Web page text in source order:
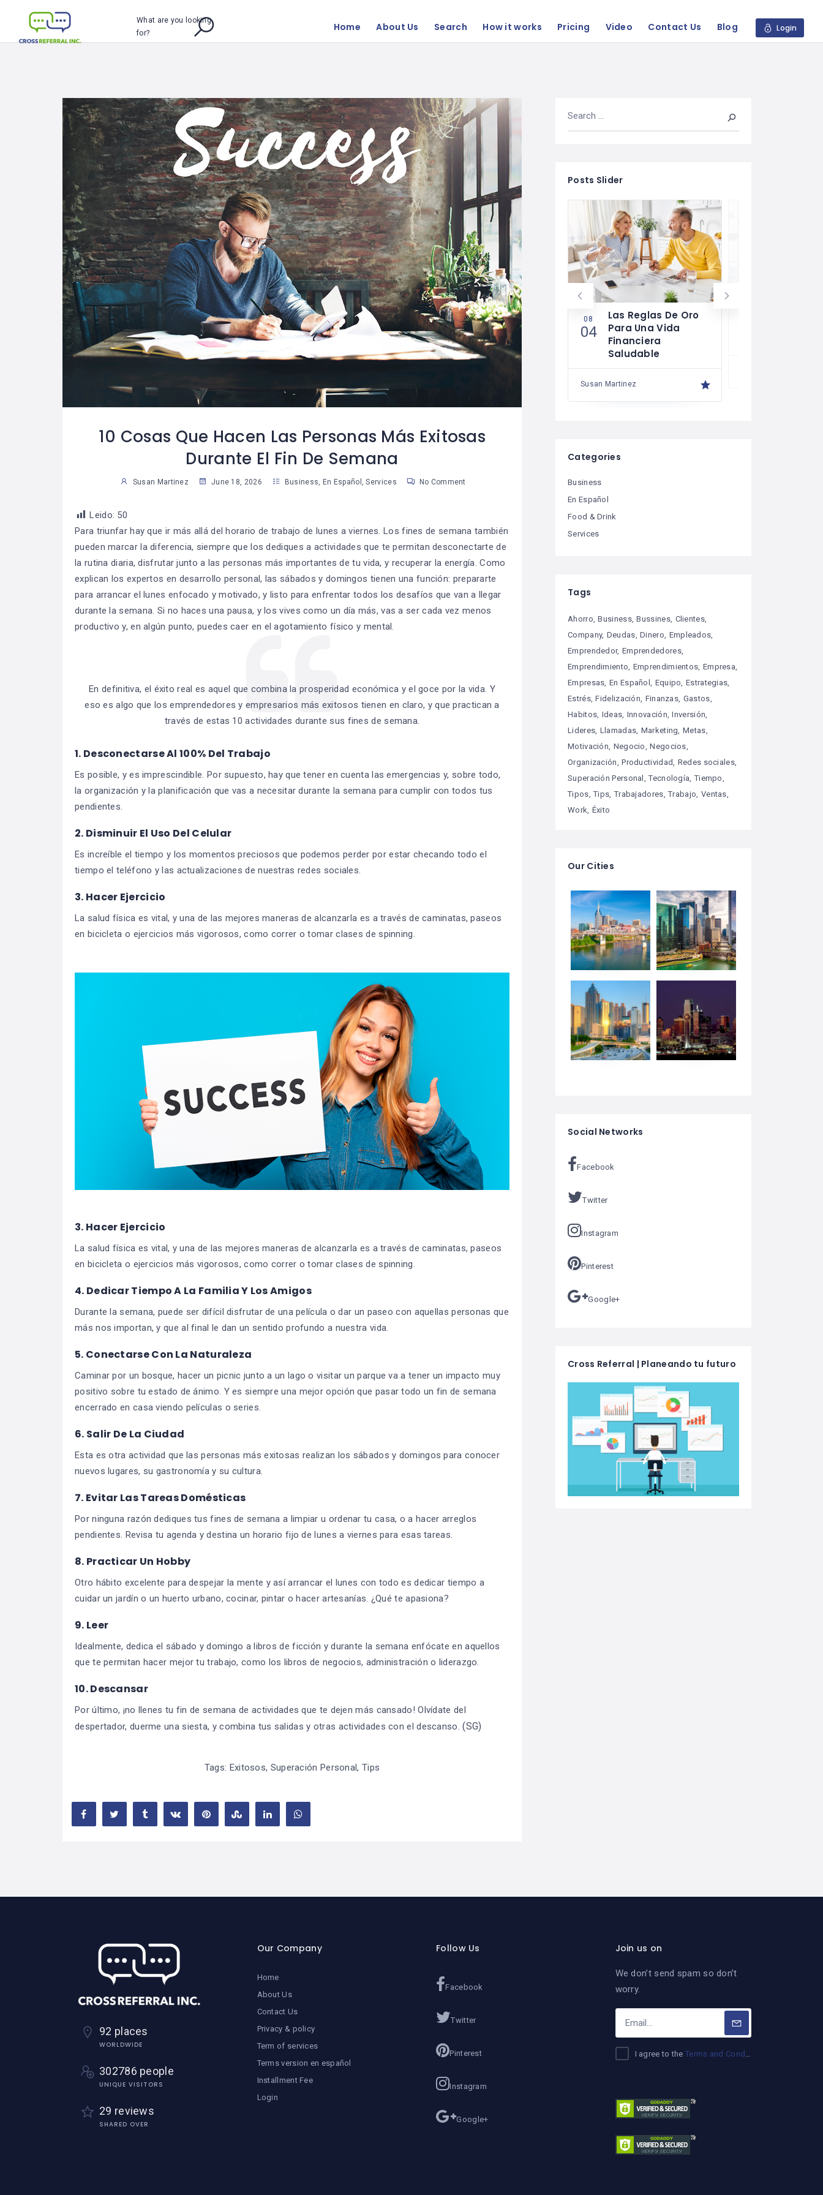
What are you looking
for?
Home About Us Search How it works Pricing Video Contact Us Blog Login
10 Cosas Que Hacen Las Personas Más Exitosas
Durante El Fin De Semana
Susan Martinez June 18, 2026 Business, En Español ,Services No Comment
Leido: 50
Para triunfar hay que ir más allá del horario de trabajo de lunes a viernes. Los fines de semana también
pueden marcar la diferencia, siempre que los dediques a actividades que te permitan desconectarte de
la rutina diaria, disfrutar junto a las personas más importantes de tu vida, y recuperar la energía. Como
explican los expertos en desarrollo personal, las sábados y domingos tienen una función: prepararte
para arrancar el lunes enfocado y motivado, y listo para enfrentar todos los desafíos que van a llegar
durante la semana. Si no haces una pausa, y los vives como un día más, vas a ser cada vez menos
productivo y, en algún punto, puedes caer en el agotamiento físico y mental.
En definitiva, el éxito real es aquel que combina la prosperidad económica y el goce por la vida. Y
eso es algo que los emprendedores y empresarios más exitosos tienen en claro, y que practican a
través de estas 10 actividades durante sus fines de semana.
1. Desconectarse Al 100% Del Trabajo
Es posible, y es imprescindible. Por supuesto, hay que tener en cuenta las emergencias y, sobre todo,
la organización y la planificación que vas a necesitar durante la semana para cumplir con todos tus
pendientes.
2. Disminuir El Uso Del Celular
Es increíble el tiempo y los momentos preciosos que podemos perder por estar checando todo el
tiempo el teléfono y las actualizaciones de nuestras redes sociales.
3. Hacer Ejercicio
La salud física es vital, y una de las mejores maneras de alcanzarla es a través de caminatas, paseos
en bicicleta o ejercicios más vigorosos, como correr o tomar clases de spinning.
3. Hacer Ejercicio
La salud física es vital, y una de las mejores maneras de alcanzarla es a través de caminatas, paseos
en bicicleta o ejercicios más vigorosos, como correr o tomar clases de spinning.
4. Dedicar Tiempo A La Familia Y Los Amigos
Durante la semana, puede ser difícil disfrutar de una película o dar un paseo con aquellas personas que
más nos importan, y que al final le dan un sentido profundo a nuestra vida.
5. Conectarse Con La Naturaleza
Caminar por un bosque, hacer un picnic junto a un lago o visitar un parque va a tener un impacto muy
positivo sobre tu estado de ánimo. Y es siempre una mejor opción que pasar todo un fin de semana
encerrado en casa viendo películas o series.
6. Salir De La Ciudad
Esta es otra actividad que las personas más exitosas realizan los sábados y domingos para conocer
nuevos lugares, su gastronomía y su cultura.
7. Evitar Las Tareas Domésticas
Por ninguna razón dediques tus fines de semana a limpiar u ordenar tu casa, o a hacer arreglos
pendientes. Revisa tu agenda y destina un horario fijo de lunes a viernes para esas tareas.
8. Practicar Un Hobby
Otro hábito excelente para despejar la mente y así arrancar el lunes con todo es dedicar tiempo a
cuidar un jardín o un huerto urbano, cocinar, pintar o hacer artesanías. ¿Qué te apasiona?
9. Leer
Idealmente, dedica el sábado y domingo a libros de ficción y durante la semana enfócate en aquellos
que te permitan hacer mejor tu trabajo, como los libros de negocios, administración o liderazgo.
10. Descansar
Por último, ¡no llenes tu fin de semana de actividades que te dejen más cansado! Olvídate del
despertador, duerme una siesta, y combina tus salidas y otras actividades con el descanso.(SG)
Tags: Exitosos, Superación Personal, Tips
Posts Slider
07
30
¿Cómo Trabajar La
Mente Para Lograr
Más Que Una Meta?
07
29
Cómo Desarrollar
La Autodisciplina
08
05
10 Útiles Consejos
Para Tomar
Mejores Decisiones
08
04
Las Reglas De Oro
Para Una Vida
Financiera
Saludable
Susan Martinez
Categories
Business
En Español
Food & Drink
Services
Tags
Ahorro Business Bussines Clientes
Company Deudas Dinero Empleados
Emprendedor Emprendedores
Emprendimiento Emprendimientos Empresa
Empresas En Español Equipo
Estrategias
Estrés Fidelización Finanzas Gastos
Habitos Ideas Innovación Inversión
Lideres Llamadas Marketing
Metas
Motivación Negocio
Negocios
Organización
Productividad Redes sociales
Superación Personal
Tecnología Tiempo
Tipos Tips Trabajadores Trabajo Ventas
Work Éxito
Our Cities
Social Networks
Facebook
Twitter
Instagram
Pinterest
Google+
Cross Referral | Planeando tu futuro
92 places
WORLDWIDE
302786 people
UNIQUE VISITORS
29 reviews
SHARED OVER
Our Company
Home
About Us
Contact Us
Privacy & policy
Term of services
Terms version en español
Installment Fee
Login
Follow Us
Facebook
Twitter
Pinterest
Instagram
Google+
Join us on
We don’t send spam so don’t
worry.
I agree to theTerms and Conditions